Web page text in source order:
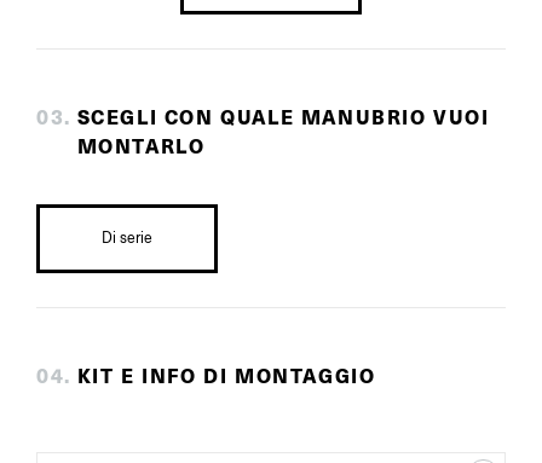
03. SCEGLI CON QUALE MANUBRIO VUOI
MONTARLO
Di serie
04. KIT E INFO DI MONTAGGIO